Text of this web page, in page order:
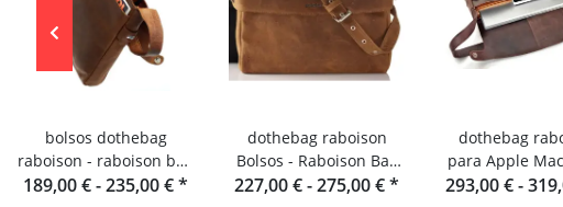
bolsos dothebag
raboison - raboison bag
upend formato vertical
189,00 € -235,00 €*
dothebag raboison
Bolsos - Raboison Bag
Formato apaisado toro
227,00 € -275,00 €*
dothebag
para Apple
Funda para
293,00 € -